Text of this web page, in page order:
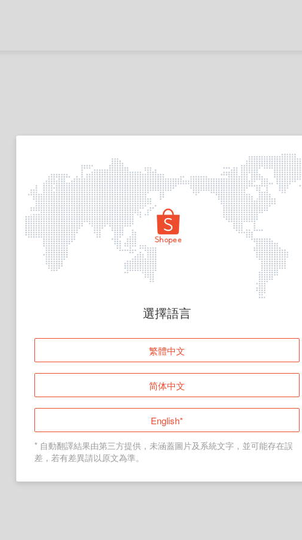
頁面無法顯示
登入
返回首頁
選擇語言
繁體中文
简体中文
English*
* 自動翻譯結果由第三方提供，未涵蓋圖片及系統文字，並可能存在誤
差，若有差異請以原文為準。